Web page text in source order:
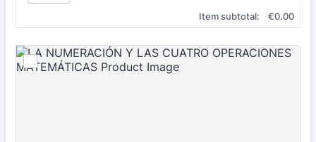
Item subtotal: €0.00
€0.00